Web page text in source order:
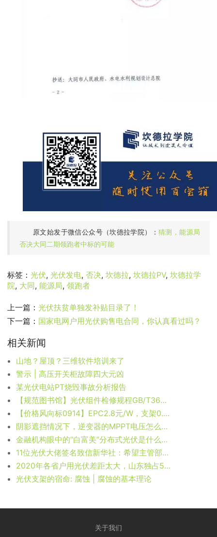
原文始发于微信公众号（坎德拉学院）：猜测，能源局
否决大同二期领跑者中标的可能
标签： 光伏, 光伏发电, 否决, 坎德拉, 坎德拉PV, 坎德拉学
院, 大同, 能源局, 领跑者
上一篇： 光伏扶贫单独发补贴目录了！
下一篇： 国家电网户用光伏购售电合同，你认真看过吗？
相关新闻
山地？屋顶？三维软件培训来了
警示 | 高压开关柜故障四大元凶
某光伏电站PT烧毁事故分析报告
【规范图书馆】光伏组件检修规程GB/T36567-2018
【价格风向标0914】EPC2.8元/W，支架0.26元/W，近期光伏设备、运维、EPC等价格信息
阴影遮挡情况下，逆变器的MPPT电压怎么变化？
金融机构眼中的“白富美”分布式光伏是什么样的？
11位光伏大佬签名致信新华社：希望主管部门听取行业合理诉求
2020年各省户用光伏差距太大，山东独占50%
光伏支架的宿命: 腐蚀 | 腐蚀的基本理论
关于我们